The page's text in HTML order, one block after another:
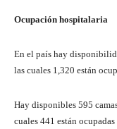
Ocupación hospitalaria
En el país hay
las cuales 1,320 están
Hay disponibles 595
cuales 441 están